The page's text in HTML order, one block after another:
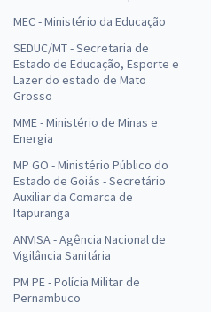
MEC - Ministério da Educação
SEDUC/MT - Secretaria de
Estado de Educação, Esporte e
Lazer do estado de Mato
Grosso
MME - Ministério de Minas e
Energia
MP GO - Ministério Público do
Estado de Goiás - Secretário
Auxiliar da Comarca de
Itapuranga
ANVISA - Agência Nacional de
Vigilância Sanitária
PM PE - Polícia Militar de
Pernambuco